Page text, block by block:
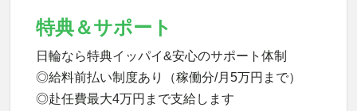
特典＆サポート
日輪なら特典イッパイ&安心のサポート体制
◎給料前払い制度あり（稼働分/月5万円まで）
◎赴任費最大4万円まで支給します